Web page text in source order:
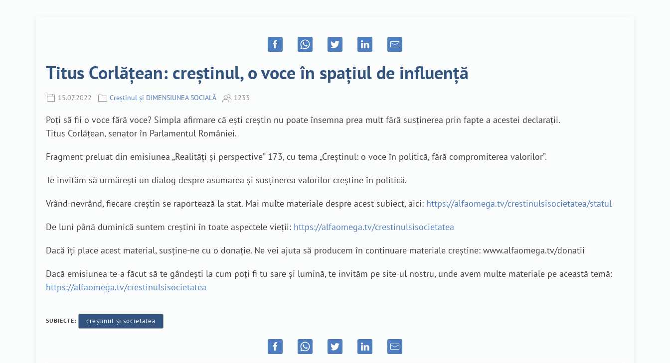
Titus Corlățean: creștinul, o voce în spațiul de influență
15.07.2022 Creștinul și DIMENSIUNEA SOCIALĂ 1233
Poți să fii o voce fără voce? Simpla afirmare că ești creștin nu poate însemna prea mult fără susținerea prin fapte a acestei declarații.
Titus Corlățean, senator în Parlamentul României.
Fragment preluat din emisiunea „Realități și perspective” 173, cu tema „Creștinul: o voce în politică, fără compromiterea valorilor”.
Te invităm să urmărești un dialog despre asumarea și susținerea valorilor creștine în politică.
Vrând-nevrând, fiecare creștin se raportează la stat. Mai multe materiale despre acest subiect, aici: https://alfaomega.tv/crestinulsisocietatea/statul
De luni până duminică suntem creștini în toate aspectele vieții: https://alfaomega.tv/crestinulsisocietatea
Dacă îți place acest material, susține-ne cu o donație. Ne vei ajuta să producem în continuare materiale creștine: www.alfaomega.tv/donatii
Dacă emisiunea te-a făcut să te gândești la cum poți fi tu sare și lumină, te invităm pe site-ul nostru, unde avem multe materiale pe această temă:
https://alfaomega.tv/crestinulsisocietatea
SUBIECTE: creștinul și societatea